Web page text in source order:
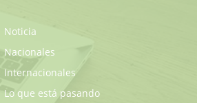
Noticia
Nacionales
Internacionales
Lo que está pasando